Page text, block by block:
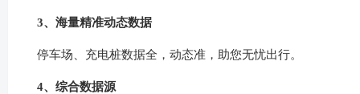
3、海量精准动态数据
停车场、充电桩数据全，动态准，助您无忧出行。
4、综合数据源